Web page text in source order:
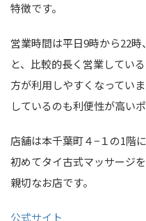
特徴です。
営業時間は平日9時から22
と、比較的長く営業してい
方が利用しやすくなってい
しているのも利便性が高いポ
店舗は本千葉町４−１の1階
初めてタイ古式マッサージ
親切なお店です。
公式サイト